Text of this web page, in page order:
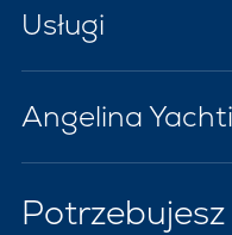
Usługi
Angelina